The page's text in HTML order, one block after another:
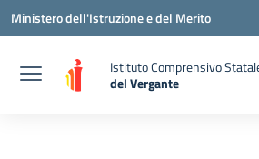
Vai ai contenuti
Vai al menu di navigazione
Vai al footer
Ministero dell'Istruzione e del Merito
Istituto Comprensivo
del Vergante
— Visita la pagina iniziale